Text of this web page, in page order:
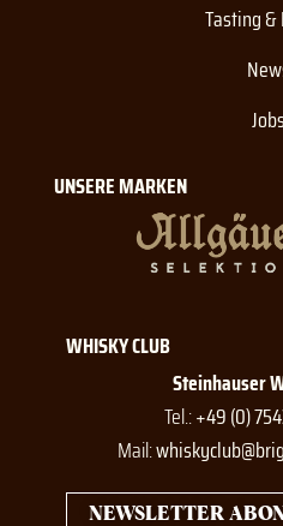
Tasting &
Jobs
UNSERE MARKEN
WHISKY CLUB
Steinhauser
Tel.:+49 (0)
Mail:
NEWSLETTER